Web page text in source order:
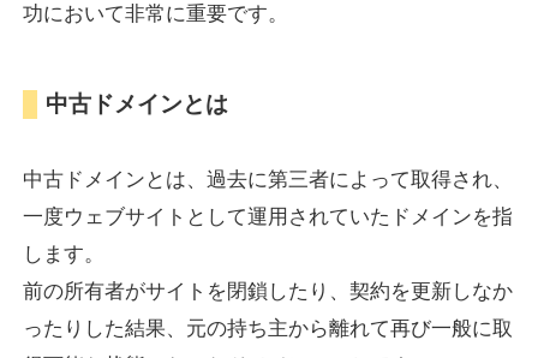
10,800円 入札 0件
詳細を見る
vrnvroomn.com
ジャンル通販
DA
10,800円 入札 0件
功において非常に重要です。
中古ドメインとは
中古ドメインとは、過去に第三者によって取得され、
一度ウェブサイトとして運用されていたドメインを指
します。
前の所有者がサイトを閉鎖したり、契約を更新しなか
ったりした結果、元の持ち主から離れて再び一般に取